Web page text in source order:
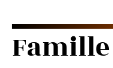
Famille